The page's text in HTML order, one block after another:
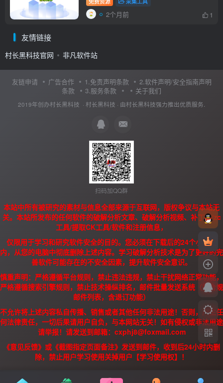
2个月前 1
友情链接
村长黑科技官网 非凡软件站
友链申请 广告合作 1.免责声明条款
2.软件声明/安全指南声明
条款
3.服务条款 关于我们
2019年创办村长黑科技 · 村长黑科技 · 由村长黑科技强力推出优质服务.
扫码加QQ群
本站中所有被研究的素材与信息全部来源于互联网，版权争议与本站无
关。本站所发布的任何软件的破解分析文章、破解分析视频、补丁、/zc
工具/提取CK工具/软件和注册信息，
仅限用于学习和研究软件安全的目的。您必须在下载后的24个小时之
内，从您的电脑中彻底删除上述内容。学习破解分析技术是为了更好的完
善软件可能存在的不安全因素，提升软件安全意识。
慎重声明：严格遵循平台规则，禁止违法违规，禁止干扰网络正常功能，
严格遵循搜索引擎规则，禁止技术操纵排名，邮件批量发送系统（需合规
邮件列表，含退订功能）
不允许将上述内容私自传播、销售或者其他任何非法用途！否则，产生任
何法律责任，一切后果请用户自负，与本网站无关！如有侵权或非法用途
请举报！请发送到邮箱：cxphj8@foxmail.com
《意见反馈》或《截图指定页面备注》发送到邮件，收到后24小时内删
除，禁止用户学习使用关掉用户【学习使用权】！